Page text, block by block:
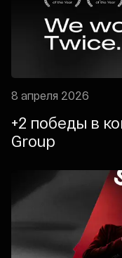
8 апреля 2026
+2 победы в
Group